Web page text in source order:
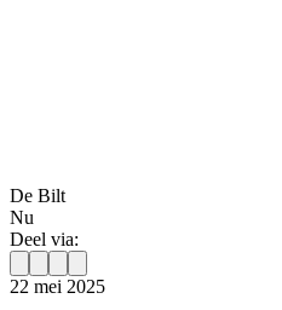
De Bilt
Nu
Deel via:
22 mei 2025